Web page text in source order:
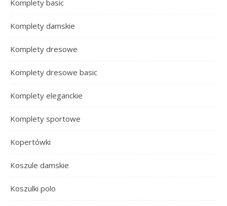
Komplety basic
Komplety damskie
Komplety dresowe
Komplety dresowe basic
Komplety eleganckie
Komplety sportowe
Kopertówki
Koszule damskie
Koszulki polo